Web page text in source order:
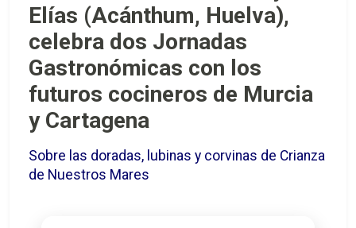
Elías (Acánthum, Huelva),
celebra dos Jornadas
Gastronómicas con los
futuros cocineros de Murcia
y Cartagena
Sobre las doradas, lubinas y corvinas de Crianza
de Nuestros Mares